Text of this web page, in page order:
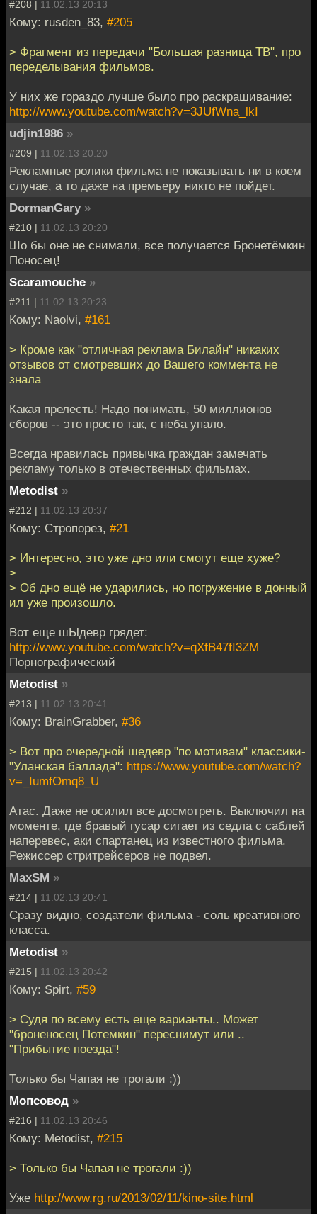
#208 | 11.02.13 20:13
Кому: rusden_83, #205
> Фрагмент из передачи "Большая разница ТВ", про
переделывания фильмов.
У них же гораздо лучше было про раскрашивание:
http://www.youtube.com/watch?v=3JUfWna_lkI
udjin1986 »
#209 | 11.02.13 20:20
Рекламные ролики фильма не показывать ни в коем
случае, а то даже на премьеру никто не пойдет.
DormanGary »
#210 | 11.02.13 20:20
Шо бы оне не снимали, все получается Бронетёмкин
Поносец!
Scaramouche »
#211 | 11.02.13 20:23
Кому: Naolvi, #161
> Кроме как "отличная реклама Билайн" никаких
отзывов от смотревших до Вашего коммента не
знала
Какая прелесть! Надо понимать, 50 миллионов
сборов -- это просто так, с неба упало.
Всегда нравилась привычка граждан замечать
рекламу только в отечественных фильмах.
Metodist »
#212 | 11.02.13 20:37
Кому: Стропорез, #21
> Интересно, это уже дно или смогут еще хуже?
>
> Об дно ещё не ударились, но погружение в донный
ил уже произошло.
Вот еще шЫдевр грядет:
http://www.youtube.com/watch?v=qXfB47fI3ZM
Порнографический
Metodist »
#213 | 11.02.13 20:41
Кому: BrainGrabber, #36
> Вот про очередной шедевр "по мотивам" классики-
"Уланская баллада": https://www.youtube.com/watch?
v=_IumfOmq8_U
Атас. Даже не осилил все досмотреть. Выключил на
моменте, где бравый гусар сигает из седла с саблей
наперевес, аки спартанец из известного фильма.
Режиссер стритрейсеров не подвел.
MaxSM »
#214 | 11.02.13 20:41
Сразу видно, создатели фильма - соль креативного
класса.
Metodist »
#215 | 11.02.13 20:42
Кому: Spirt, #59
> Судя по всему есть еще варианты.. Может
"броненосец Потемкин" переснимут или ..
"Прибытие поезда"!
Только бы Чапая не трогали :))
Мопсовод »
#216 | 11.02.13 20:46
Кому: Metodist, #215
> Только бы Чапая не трогали :))
Уже http://www.rg.ru/2013/02/11/kino-site.html